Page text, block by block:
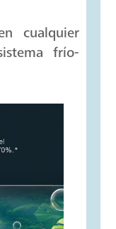
cualquier
frío-